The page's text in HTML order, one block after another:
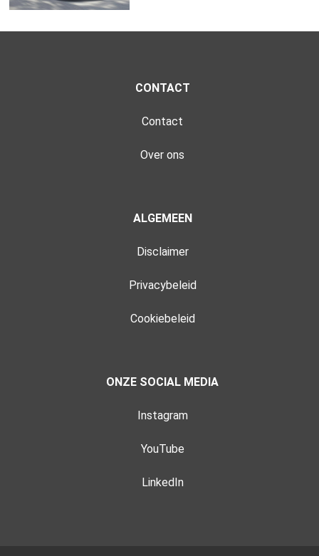
CONTACT
Contact
Over ons
ALGEMEEN
Disclaimer
Privacybeleid
Cookiebeleid
ONZE SOCIAL MEDIA
Instagram
YouTube
LinkedIn